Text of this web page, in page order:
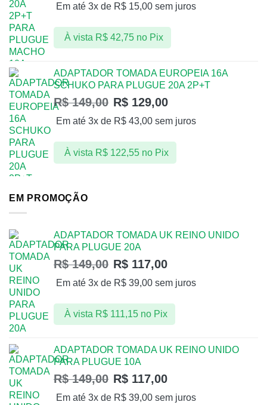
Em até 3x de R$ 15,00 sem juros
À vista R$42,75 no Pix
ADAPTADOR TOMADA EUROPEIA 16A
SCHUKO PARA PLUGUE 20A 2P+T
R$149,00 R$ 129,00
Em até 3x de R$ 43,00 sem juros
À vista R$122,55 no Pix
EM PROMOÇÃO
ADAPTADOR TOMADA UK REINO UNIDO
PARA PLUGUE 20A
R$149,00 R$ 117,00
Em até 3x de R$ 39,00 sem juros
À vista R$111,15 no Pix
ADAPTADOR TOMADA UK REINO UNIDO
PARA PLUGUE 10A
R$149,00 R$ 117,00
Em até 3x de R$ 39,00 sem juros